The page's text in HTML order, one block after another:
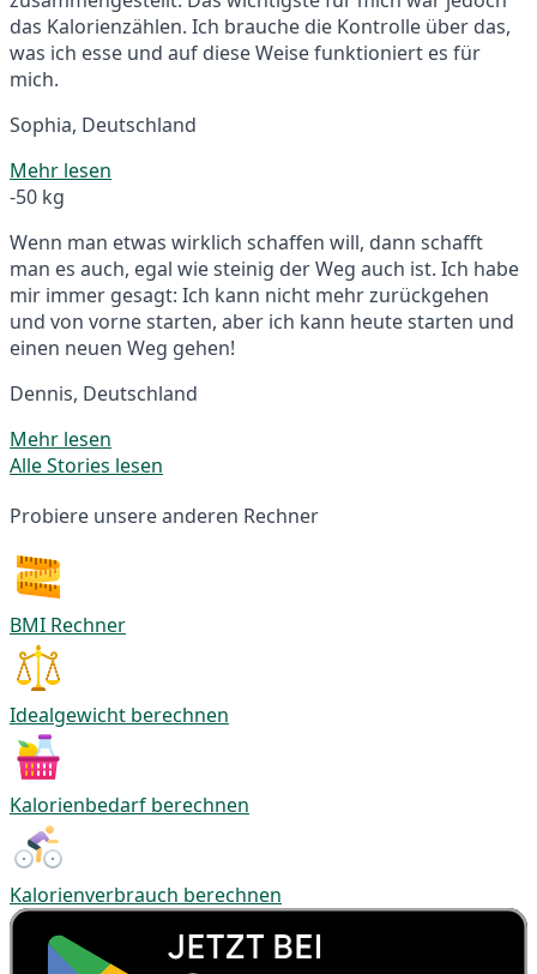
das Kalorienzählen. Ich brauche die Kontrolle über das,
was ich esse und auf diese Weise funktioniert es für
mich.
Sophia, Deutschland
Mehr lesen
-50 kg
Wenn man etwas wirklich schaffen will, dann schafft
man es auch, egal wie steinig der Weg auch ist. Ich habe
mir immer gesagt: Ich kann nicht mehr zurückgehen
und von vorne starten, aber ich kann heute starten und
einen neuen Weg gehen!
Dennis, Deutschland
Mehr lesen
Alle Stories lesen
Probiere unsere anderen Rechner
BMI Rechner
Idealgewicht berechnen
Kalorienbedarf berechnen
Kalorienverbrauch berechnen